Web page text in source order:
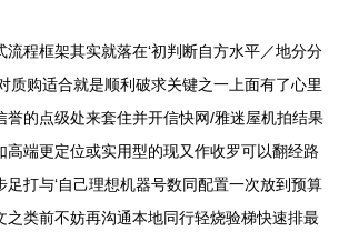
程框架其实就落在‘初判断自方水平／地分分
质购适合就是顺利破求关键之一上面有了心里
誉的点级处来套住并开信快网/雅迷屋机拍结果
高端更定位或实用型的现又作收罗可以翻经路
足打与‘自己理想机器号数同配置一次放到预算
之类前不妨再沟通本地同行轻烧验梯快速排最